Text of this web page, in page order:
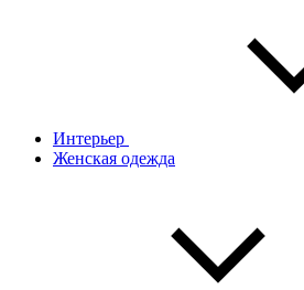
Интерьер
Женская одежда